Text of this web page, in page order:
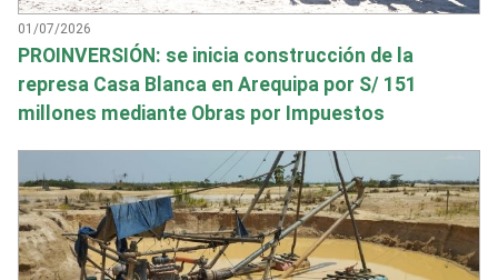
01/07/2026
PROINVERSIÓN: se inicia construcción de la
represa Casa Blanca en Arequipa por S/ 151
millones mediante Obras por Impuestos